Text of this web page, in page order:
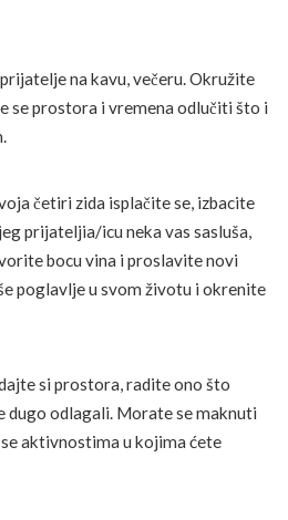
na kavu, večeru. Okružite
se prostora i vremena odlučiti što i
četiri zida isplačite se, izbacite
prijateljia/icu neka vas sasluša,
bocu vina i proslavite novi
poglavlje u svom životu i okrenite
si prostora, radite ono što
odlagali. Morate se maknuti
aktivnostima u kojima ćete